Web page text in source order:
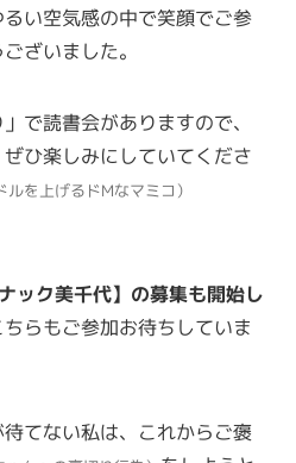
い空気感の中で笑顔でご参
ざいました。
で読書会がありますので、
ひ楽しみにしていてくださ
を上げるドMなマミコ）
ック美千代】の募集も開始し
らもご参加お待ちしていま
てない私は、これからご褒